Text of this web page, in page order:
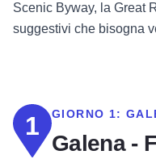
Scenic Byway, la Great
suggestivi che bisogna
1 GIORNO 1:
Galena -